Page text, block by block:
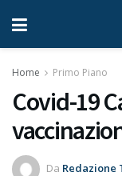
Home Primo Piano
Covid-19
Da Redazione